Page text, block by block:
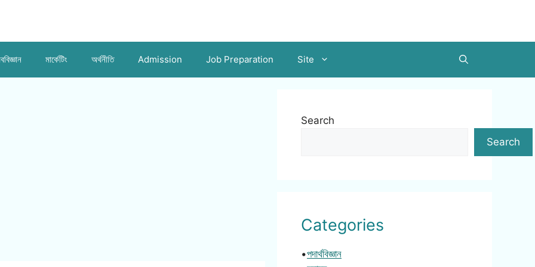
মার্কেটিং অর্থনীতি Admission Job Preparation Site
Search
Search
Categories
•পদার্থবিজ্ঞান